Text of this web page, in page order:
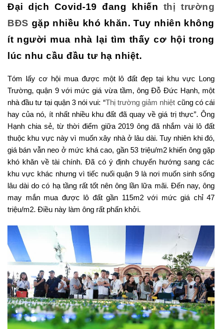
Đại dịch Covid-19 đang khiến thị trường
BĐS gặp nhiều khó khăn. Tuy nhiên không
ít người mua nhà lại tìm thấy cơ hội trong
lúc nhu cầu đầu tư hạ nhiệt.
Tóm lấy cơ hội mua được một lô đất đẹp tại khu vực Long
Trường, quận 9 với mức giá vừa tầm, ông Đỗ Đức Hạnh, một
nhà đầu tư tại quận 3 nói vui: “Thị trường giảm nhiệt cũng có cái
hay của nó, ít nhất nhiều khu đất đã quay về giá trị thực”. Ông
Hạnh chia sẻ, từ thời điểm giữa 2019 ông đã nhắm vài lô đất
thuộc khu vực này vì muốn xây nhà ở lâu dài. Tuy nhiên khi đó,
giá bán vẫn neo ở mức khá cao, gần 53 triệu/m2 khiến ông gặp
khó khăn về tài chính. Đã có ý định chuyển hướng sang các
khu vực khác nhưng vì tiếc nuối quận 9 là nơi muốn sinh sống
lâu dài do có hạ tầng rất tốt nên ông lần lữa mãi. Đến nay, ông
may mắn mua được lô đất gần 115m2 với mức giá chỉ 47
triệu/m2. Điều này làm ông rất phấn khởi.